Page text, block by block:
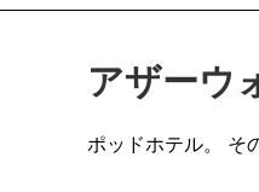
アザーウ
ポッドホテル。 そ